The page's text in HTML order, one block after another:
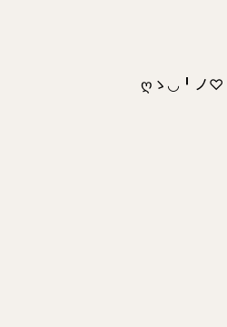
ღゝ◡╹ノ♡